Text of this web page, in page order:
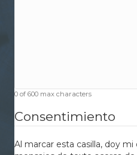
0 of 600 max characters
Consentimiento
Al marcar esta casilla, doy